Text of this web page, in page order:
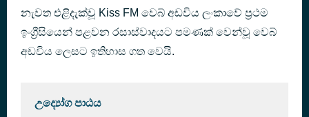
නැවත එළිදැක්වූ Kiss FM වෙබ් අඩවිය ලංකාවේ ප්‍රථම
ඉංග්‍රීසියෙන් පළවන රසාස්වාදයට පමණක් වෙන්වූ වෙබ්
අඩවිය ලෙසට ඉතිහාස ගත වෙයි.
උද්‍යෝග පාඨය